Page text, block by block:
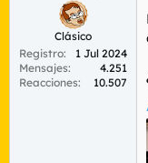
Clásico
Registro
1 Jul 2024
Mensajes
4.251
Reacciones
10.507